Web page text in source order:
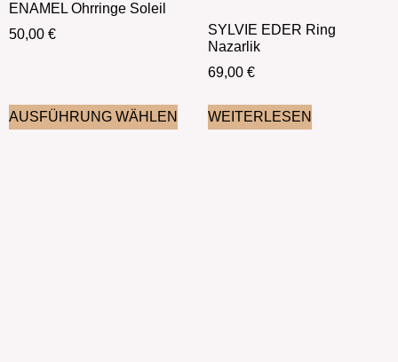
ENAMEL Ohrringe Soleil
50,00 €
AUSFÜHRUNG WÄHLEN
SYLVIE EDER Ring
Nazarlik
69,00 €
WEITERLESEN